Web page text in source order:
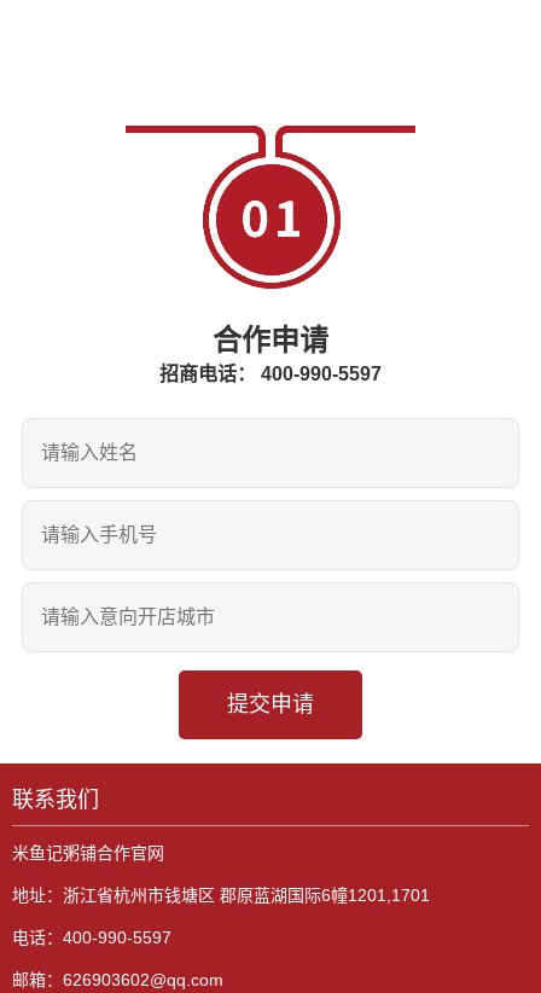
合作申请
招商电话： 400-990-5597
提交申请
联系我们
米鱼记粥铺合作官网
地址：浙江省杭州市钱塘区 郡原蓝湖国际6幢1201,1701
电话：400-990-5597
邮箱：626903602@qq.com